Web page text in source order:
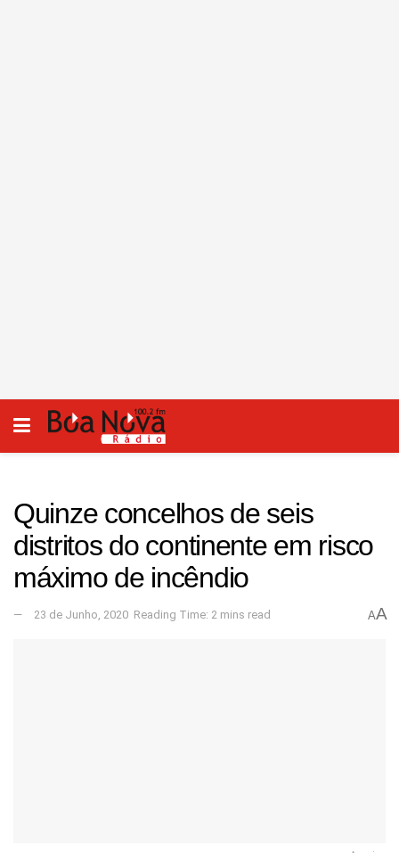
Quinze concelhos de seis
distritos do continente em risco
máximo de incêndio
23 de Junho, 2020 Reading Time: 2 mins read AA